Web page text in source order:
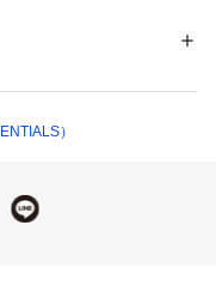
頃の前後バランスなど
）